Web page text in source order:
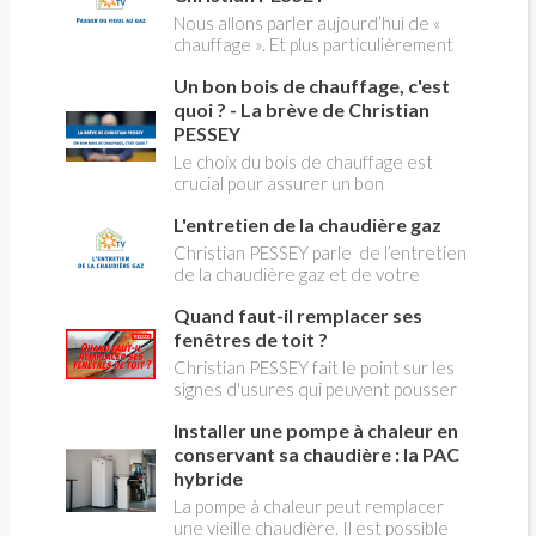
ses dangers avec Christian Pessey
Nous allons parler aujourd’hui de «
chauffage ». Et plus particulièrement
aborder l’abandon du fioul au profit du
gaz.
Un bon bois de chauffage, c'est
quoi ? - La brève de Christian
PESSEY
Le choix du bois de chauffage est
crucial pour assurer un bon
l'impact environnemental. Mais
comment reconnaître un bois de
qualité ? Plusieurs critères entrent en
jeu : le type d'essence, le taux
d'humidité, la densité et la saison de
coupe.
L'entretien de la chaudière gaz
Christian PESSEY parle de l’entretien
de la chaudière gaz et de votre
avez un système par radiateurs ou un
plancher chauffant, qui sont alimentés
par une chaudière au gaz, vous devez
faire entretenir celle-ci une fois par
an, que vous soyez locataire ou
propriétaire occupant. C’est la même
chose pour un chauffe-bains au gaz.
C’est une obligation légale. Si vous ne
le faites pas, votre responsabilité
pourra être engagée en cas
Quand faut-il remplacer ses
fenêtres de toit ?
Christian PESSEY fait le point sur les
signes d'usures qui peuvent pousser
toit. En remplaçant vos fenêtre de toit
vous ferez des économies de
chauffage et vous améliorerez le
confort des combles qui en sont
équipées.
Installer une pompe à chaleur en
conservant sa chaudière : la PAC
hybride
La pompe à chaleur peut remplacer
une vieille chaudière. Il est possible